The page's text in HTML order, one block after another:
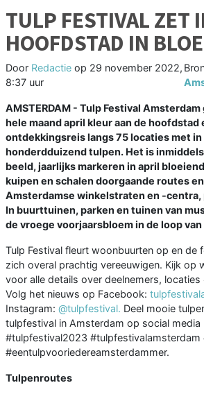
TULP FESTIVAL ZET
HOOFDSTAD IN
Door Redactie op 29 november 2022,
8:37 uur
AMSTERDAM - Tulp Festival
hele maand april kleur aan de hoofdstad
ontdekkingsreis langs 75 locaties met in
honderdduizend tulpen. Het is
beeld, jaarlijks markeren in april
kuipen en schalen doorgaande routes
Amsterdamse winkelstraten en -centra,
In buurttuinen, parken en tuinen van
de vroege voorjaarsbloem in de loop
Tulp Festival fleurt woonbuurten op en de
zich overal prachtig vereeuwigen. Kijk op
voor alle details over deelnemers, locaties
Volg het nieuws op Facebook:
Instagram: @tulpfestival. Deel mooie
tulpfestival in Amsterdam op social
#tulpfestival2023 #tulpfestivalamsterdam
#eentulpvooriedereamsterdammer.
Tulpenroutes